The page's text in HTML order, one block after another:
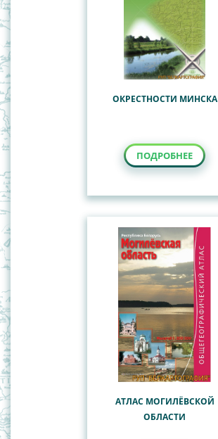
ОКРЕСТНОСТИ МИНСКА
ПОДРОБНЕЕ
АТЛАС МОГИЛЁВСКОЙ
ОБЛАСТИ